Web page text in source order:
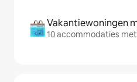
Vakantiewoningen
10 accommodaties